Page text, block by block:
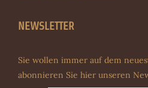
NEWSLETTER
Sie wollen immer auf dem
abonnieren Sie hier unseren